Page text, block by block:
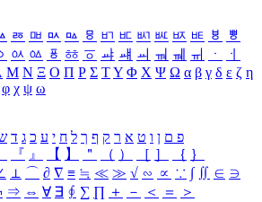
ㅭ ㅮ ㅯ ㅰ ㅱ ㅲ ㅳ ㅴ ㅵ ㅶ ㅷ ㅸ
ㅹ
ㆂ ㆃ ㆄ ㆅ ㆆ ㆇ ㆈ ㆉ ㆊ ㆋ ㆌ ㆍ
ㆎ
Μ Ν Ξ Ο Π Ρ Σ ΤΥ Φ Χ Ψ Ω α β γ δ ε ζ η
φ χ ψ ω
פ ם ן ו ט א ר ק ף ך ל ח י ע כ ג ד
『 』 【 】 ＂ （ ） ［ ］ ｛ ｝
⊥ ⌒ ∂ ∇ ≡ ≒ ≪ ≫ √ ∽ ∝ ∵ ∫ ∬ ∈ ∋
⇒ ⇔ ∀ ∃ ∮ ∑ ∏ ＋ － ＜ ＝
＞